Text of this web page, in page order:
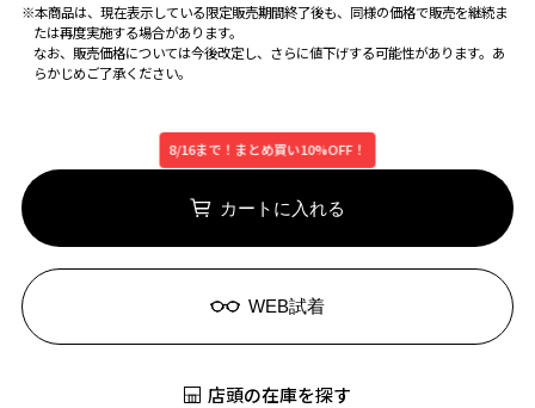
※本商品は、現在表示している限定販売期間終了後も、同様の価格で販売を継続ま
たは再度実施する場合があります。
なお、販売価格については今後改定し、さらに値下げする可能性があります。あ
らかじめご了承ください。
8/16まで！まとめ買い10%OFF！
カートに入れる
WEB試着
店頭の在庫を探す